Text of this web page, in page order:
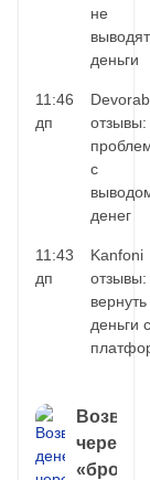
не
выводят
деньги
11:46
дп
отзывы:
с
денег
11:43
дп
Kanfoni
отзывы:
вернуть
деньги с
через